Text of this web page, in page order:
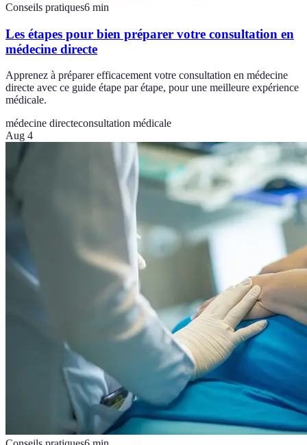
Conseils pratiques6 min
Les étapes pour bien préparer votre consultation en
médecine directe
Apprenez à préparer efficacement votre consultation en médecine
directe avec ce guide étape par étape, pour une meilleure expérience
médicale.
médecine directeconsultation médicale
Aug 4